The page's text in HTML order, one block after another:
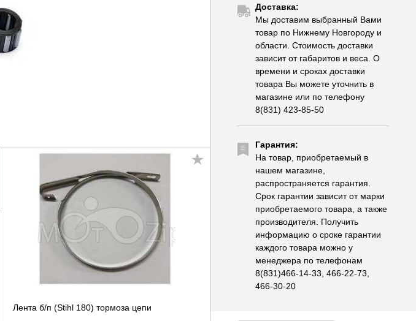
Доставка:
Мы доставим выбранный Вами
товар по Нижнему Новгороду и
области. Стоимость доставки
зависит от габаритов и веса. О
времени и сроках доставки
товара Вы можете уточнить в
магазине или по телефону
8(831) 423-85-50
Гарантия:
На товар, приобретаемый в
нашем магазине,
распространяется гарантия.
Срок гарантии зависит от марки
приобретаемого товара, а также
производителя. Получить
информацию о сроке гарантии
каждого товара можно у
менеджера по телефонам
8(831)466-14-33, 466-22-73,
466-30-20
Лента б/п (Stihl 180) тормоза цепи